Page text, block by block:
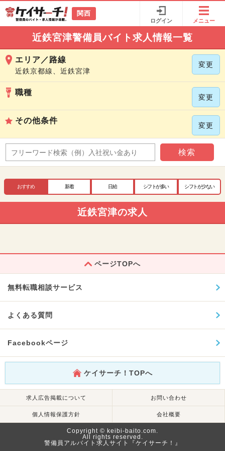
関西
ログイン メニュー
近鉄宮津警備員バイト求人情報一覧
エリア／路線
近鉄京都線、近鉄宮津
変更
職種
変更
その他条件
変更
検索
おすすめ 新着 日給 シフトが多い シフトが少ない
近鉄宮津の求人
ページTOPへ
無料転職相談サービス
よくある質問
Facebookページ
ケイサーチ！TOPへ
求人広告掲載について お問い合わせ
個人情報保護方針 会社概要
Copyright © keibi-baito.com.
All rights reserved.
警備員アルバイト求人サイト『ケイサーチ！』